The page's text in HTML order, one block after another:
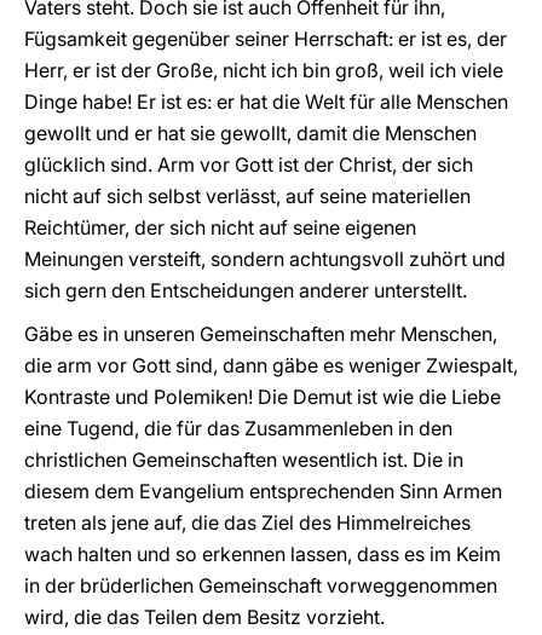
Vaters steht. Doch sie ist auch Offenheit für ihn,
Fügsamkeit gegenüber seiner Herrschaft: er ist es, der
Herr, er ist der Große, nicht ich bin groß, weil ich viele
Dinge habe! Er ist es: er hat die Welt für alle Menschen
gewollt und er hat sie gewollt, damit die Menschen
glücklich sind. Arm vor Gott ist der Christ, der sich
nicht auf sich selbst verlässt, auf seine materiellen
Reichtümer, der sich nicht auf seine eigenen
Meinungen versteift, sondern achtungsvoll zuhört und
sich gern den Entscheidungen anderer unterstellt.
Gäbe es in unseren Gemeinschaften mehr Menschen,
die arm vor Gott sind, dann gäbe es weniger Zwiespalt,
Kontraste und Polemiken! Die Demut ist wie die Liebe
eine Tugend, die für das Zusammenleben in den
christlichen Gemeinschaften wesentlich ist. Die in
diesem dem Evangelium entsprechenden Sinn Armen
treten als jene auf, die das Ziel des Himmelreiches
wach halten und so erkennen lassen, dass es im Keim
in der brüderlichen Gemeinschaft vorweggenommen
wird, die das Teilen dem Besitz vorzieht.